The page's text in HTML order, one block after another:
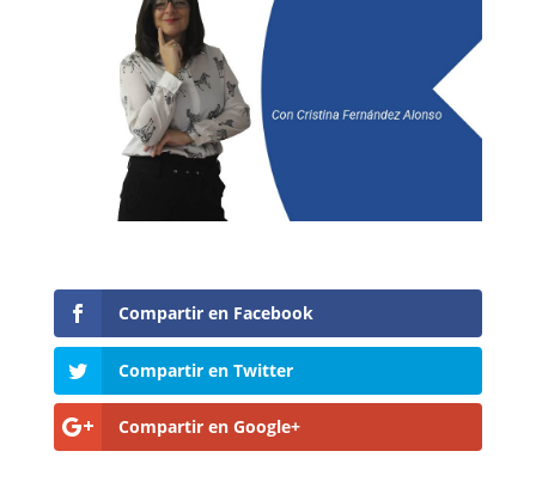
Compartir en Facebook
Compartir en Twitter
Compartir en Google+